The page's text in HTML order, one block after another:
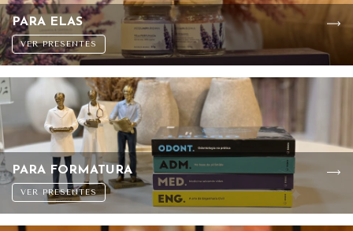
PARA ELAS
VER PRESENTES
PARA FORMATURA
VER PRESENTES